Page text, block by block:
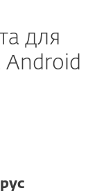
для
Android